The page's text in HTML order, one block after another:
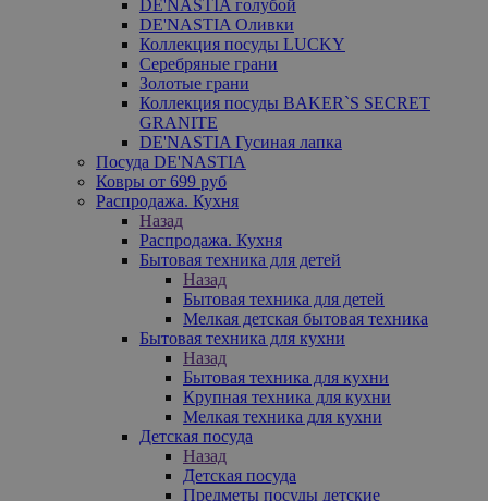
DE'NASTIA голубой
DE'NASTIA Оливки
Коллекция посуды LUCKY
Серебряные грани
Золотые грани
Коллекция посуды BAKER`S SECRET
GRANITE
DE'NASTIA Гусиная лапка
Посуда DE'NASTIA
Ковры от 699 руб
Распродажа. Кухня
Назад
Распродажа. Кухня
Бытовая техника для детей
Назад
Бытовая техника для детей
Мелкая детская бытовая техника
Бытовая техника для кухни
Назад
Бытовая техника для кухни
Крупная техника для кухни
Мелкая техника для кухни
Детская посуда
Назад
Детская посуда
Предметы посуды детские